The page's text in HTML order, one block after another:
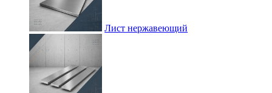
Лист нержавеющий